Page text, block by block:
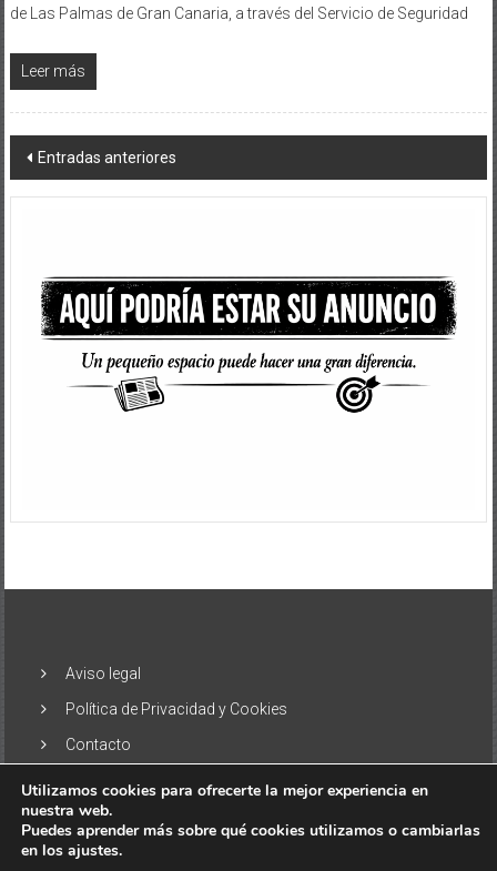
de Las Palmas de Gran Canaria, a través del Servicio de Seguridad
Leer más
Navegación
de
Entradas anteriores
Aviso legal
Política de Privacidad y Cookies
Contacto
Copyright © 2026
Utilizamos cookies para ofrecerte la mejor experiencia en
nuestra web.
Puedes aprender más sobre qué cookies utilizamos o cambiarlas
en los ajustes.